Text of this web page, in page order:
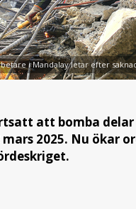
i Mandalay letar efter
att bomba
2025. Nu ökar